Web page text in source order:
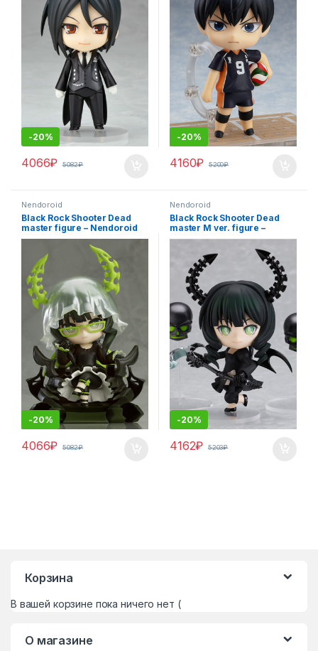
-20%
4066₽ 5082₽
-20%
4160₽ 5200₽
Nendoroid
Black Rock Shooter Dead
master figure – Nendoroid
292
-20%
4066₽ 5082₽
Nendoroid
Black Rock Shooter Dead
master M ver. figure –
Nendoroid 128
-20%
4162₽ 5203₽
Корзина
В вашей корзине пока ничего нет (
О магазине